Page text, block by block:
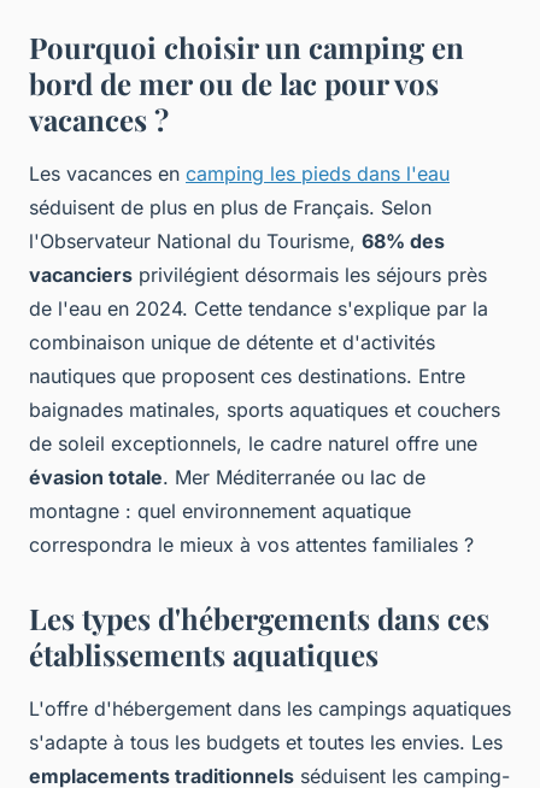
Pourquoi choisir un camping en
bord de mer ou de lac pour vos
vacances ?
Les vacances en camping les pieds dans l'eau
séduisent de plus en plus de Français. Selon
l'Observateur National du Tourisme, 68% des
vacanciers privilégient désormais les séjours près
de l'eau en 2024. Cette tendance s'explique par la
combinaison unique de détente et d'activités
nautiques que proposent ces destinations. Entre
baignades matinales, sports aquatiques et couchers
de soleil exceptionnels, le cadre naturel offre une
évasion totale. Mer Méditerranée ou lac de
montagne : quel environnement aquatique
correspondra le mieux à vos attentes familiales ?
Les types d'hébergements dans ces
établissements aquatiques
L'offre d'hébergement dans les campings aquatiques
s'adapte à tous les budgets et toutes les envies. Les
emplacements traditionnels séduisent les camping-